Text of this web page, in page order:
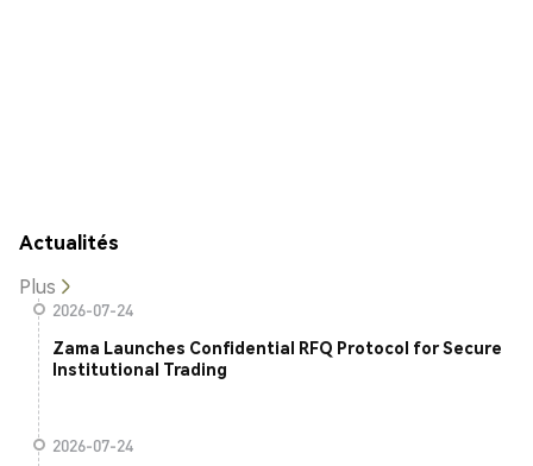
Actualités
Plus
2026-07-24
Zama Launches Confidential RFQ Protocol for Secure
Institutional Trading
2026-07-24